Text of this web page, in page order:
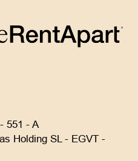
551 - A
Holding SL - EGVT -